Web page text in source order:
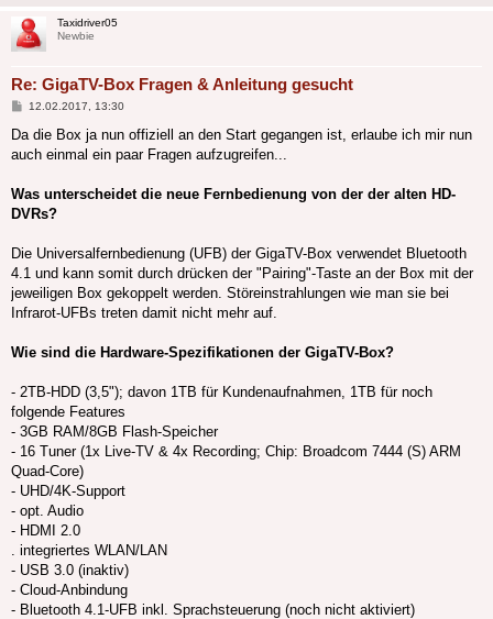
Taxidriver05
Newbie
Re: GigaTV-Box Fragen & Anleitung gesucht
Beitrag
12.02.2017, 13:30
Da die Box ja nun offiziell an den Start gegangen ist, erlaube ich mir nun
auch einmal ein paar Fragen aufzugreifen...
Was unterscheidet die neue Fernbedienung von der der alten HD-
DVRs?
Die Universalfernbedienung (UFB) der GigaTV-Box verwendet Bluetooth
4.1 und kann somit durch drücken der "Pairing"-Taste an der Box mit der
jeweiligen Box gekoppelt werden. Störeinstrahlungen wie man sie bei
Infrarot-UFBs treten damit nicht mehr auf.
Wie sind die Hardware-Spezifikationen der GigaTV-Box?
- 2TB-HDD (3,5"); davon 1TB für Kundenaufnahmen, 1TB für noch
folgende Features
- 3GB RAM/8GB Flash-Speicher
- 16 Tuner (1x Live-TV & 4x Recording; Chip: Broadcom 7444 (S) ARM
Quad-Core)
- UHD/4K-Support
- opt. Audio
- HDMI 2.0
. integriertes WLAN/LAN
- USB 3.0 (inaktiv)
- Cloud-Anbindung
- Bluetooth 4.1-UFB inkl. Sprachsteuerung (noch nicht aktiviert)